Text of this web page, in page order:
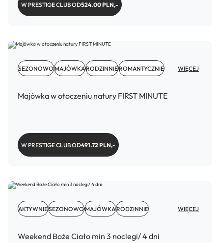
W PRESTIGE CLUB OD524.00 PLN,-
Majówka w otoczeniu natury FIRST MINUTE
SEZONOWOMAJÓWKARODZINNIEROMANTYCZNIE WIĘCEJ
W PRESTIGE CLUB OD491.72 PLN,-
Weekend Boże Ciało min 3 noclegi/ 4 dni
AKTYWNIESEZONOWOMAJÓWKARODZINNIE WIĘCEJ